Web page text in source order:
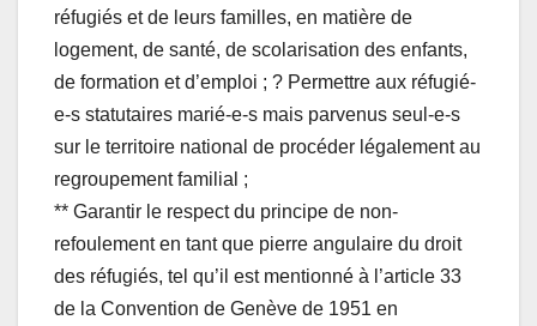
réfugiés et de leurs familles, en matière de
logement, de santé, de scolarisation des enfants,
de formation et d’emploi ; ? Permettre aux réfugié-
e-s statutaires marié-e-s mais parvenus seul-e-s
sur le territoire national de procéder légalement au
regroupement familial ;
** Garantir le respect du principe de non-
refoulement en tant que pierre angulaire du droit
des réfugiés, tel qu’il est mentionné à l’article 33
de la Convention de Genève de 1951 en